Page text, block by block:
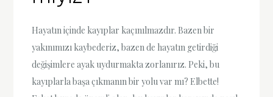
Hayatın içinde kayıplar kaçınılmazdır. Bazen bir
yakınımızı kaybederiz, bazen de hayatın getirdiği
değişimlere ayak uydurmakta zorlanırız. Peki, bu
kayıplarla başa çıkmanın bir yolu var mı? Elbette!